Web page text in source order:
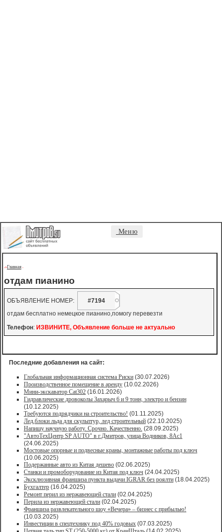
Меню
->Главная -
отдам пианино
ОБЪЯВЛЕНИЕ НОМЕР:
#7194
отдам бесплатно немецкое пианино,помогу перевезти
Телефон: ИЗВИНИТЕ, Объявление больше не актуально
Последние добавления на сайт:
Глобальная информационная система Риски (30.07.2026)
Производственное помещение в аренду (10.02.2026)
Мини-экскаватор Cat302 (16.01.2026)
Гидравлические дровоколы Захарыч 6 и 9 тонн, электро и бензин
(10.12.2025)
Требуются подрядчики на строительство! (01.11.2025)
Лед,блоки льда для скульптур, лед строительный (22.10.2025)
Напишу научную работу. Срочно. Качественно. (28.09.2025)
"АвтоТехЦентр SP AUTO" в г.Дмитров, улица Водников, 8Ас1
(24.06.2025)
Мостовые опорные и подвесные краны, монтажные работы под ключ
(10.06.2025)
Подержанные авто из Китая дешево (02.06.2025)
Станки и промоборудование из Китая под ключ (24.04.2025)
Эксклюзивная франшиза пункта выдачи IGRAR без роялти (18.04.2025)
Бухгалтер (16.04.2025)
Ремонт перил из нержавеющей стали (02.04.2025)
Перила из нержавеющей стали (02.04.2025)
Франшиза развлекательного шоу «Вечера» – бизнес с прибылью!
(10.03.2025)
Инвестиции в спецтехнику под 40% годовых (07.03.2025)